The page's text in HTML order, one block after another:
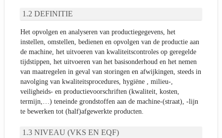
DEFINITIE
Het opvolgen en analyseren van productiegegevens, het
instellen, omstellen, bedienen en opvolgen van de productie aan
de machine, het uitvoeren van kwaliteitscontroles op geregelde
tijdstippen, het uitvoeren van het basisonderhoud en het nemen
van maatregelen in geval van storingen en afwijkingen, steeds in
navolging van kwaliteitsprocedures, hygiëne , milieu-,
veiligheids- en productievoorschriften (kwaliteit, kosten,
termijn,…) teneinde grondstoffen aan de machine-(straat), -lijn
te bewerken tot (half)afgewerkte producten.
NIVEAU (VKS EN EQF)